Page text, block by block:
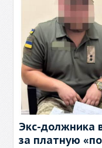
Экс-должника
за платную